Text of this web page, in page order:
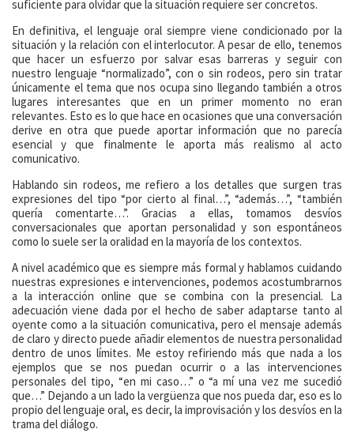
suficiente para olvidar que la situación requiere ser concretos.
En definitiva, el lenguaje oral siempre viene condicionado por la
situación y la relación con el interlocutor. A pesar de ello, tenemos
que hacer un esfuerzo por salvar esas barreras y seguir con
nuestro lenguaje “normalizado”, con o sin rodeos, pero sin tratar
únicamente el tema que nos ocupa sino llegando también a otros
lugares interesantes que en un primer momento no eran
relevantes. Esto es lo que hace en ocasiones que una conversación
derive en otra que puede aportar información que no parecía
esencial y que finalmente le aporta más realismo al acto
comunicativo.
Hablando sin rodeos, me refiero a los detalles que surgen tras
expresiones del tipo “por cierto al final…”, “además…”, “también
quería comentarte…”. Gracias a ellas, tomamos desvíos
conversacionales que aportan personalidad y son espontáneos
como lo suele ser la oralidad en la mayoría de los contextos.
A nivel académico que es siempre más formal y hablamos cuidando
nuestras expresiones e intervenciones, podemos acostumbrarnos
a la interacción online que se combina con la presencial. La
adecuación viene dada por el hecho de saber adaptarse tanto al
oyente como a la situación comunicativa, pero el mensaje además
de claro y directo puede añadir elementos de nuestra personalidad
dentro de unos límites. Me estoy refiriendo más que nada a los
ejemplos que se nos puedan ocurrir o a las intervenciones
personales del tipo, “en mi caso…” o “a mí una vez me sucedió
que…” Dejando a un lado la vergüenza que nos pueda dar, eso es lo
propio del lenguaje oral, es decir, la improvisación y los desvíos en la
trama del diálogo.